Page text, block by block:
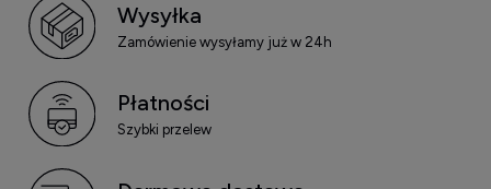
Wysyłka
Zamówienie wysyłamy już w 24h
Płatności
Szybki przelew